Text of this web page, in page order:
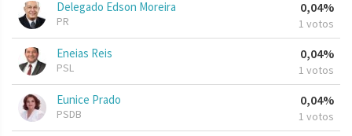
Delegado Edson Moreira
PR
0,04%
1 votos
Eneias Reis
PSL
0,04%
1 votos
Eunice Prado
PSDB
0,04%
1 votos